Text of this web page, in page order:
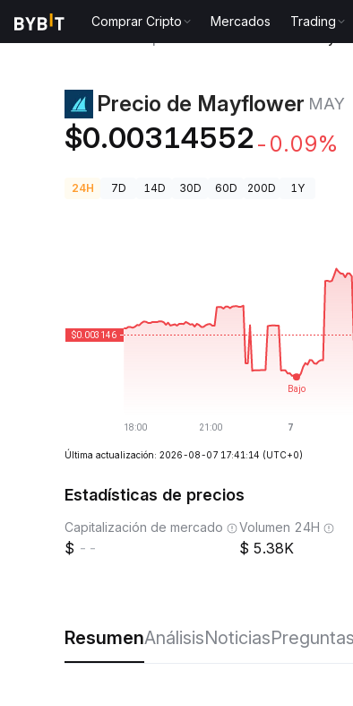
Comprar Cripto Mercados Trading
Precio de Mayflower MAY
$0.00314552 -0.09%
24H 7D 14D 30D 60D 200D 1Y
Última actualización: 2026-08-07 17:41:14 (UTC+0)
Estadísticas de precios
Capitalización de mercado
--
Volumen 24H
5.38K
ResumenAnálisisNoticias